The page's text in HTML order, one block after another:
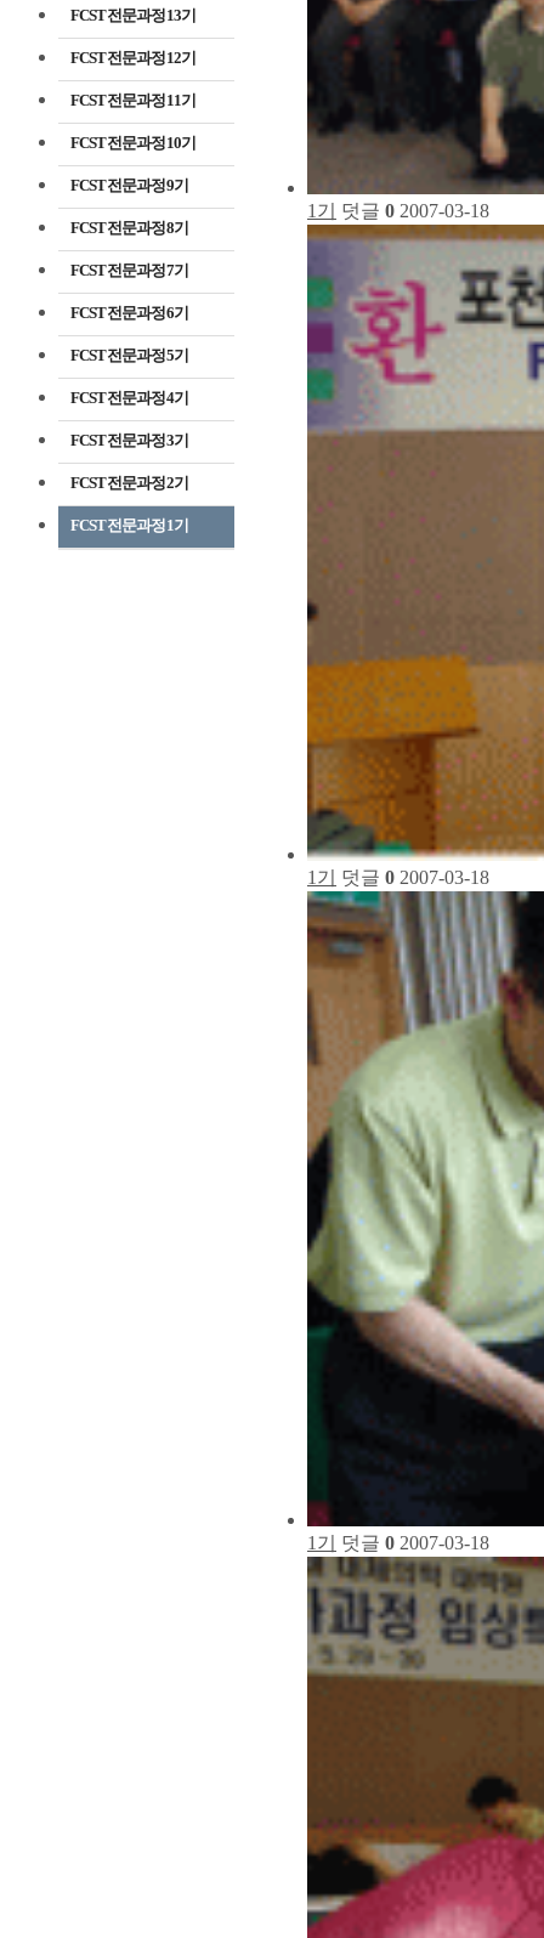
FCST 전문과정 13기
FCST 전문과정 12기
FCST 전문과정 11기
FCST 전문과정 10기
FCST 전문과정 9기
FCST 전문과정 8기
FCST 전문과정 7기
FCST 전문과정 6기
FCST 전문과정 5기
FCST 전문과정 4기
FCST 전문과정 3기
FCST 전문과정 2기
FCST 전문과정 1기
1기 덧글 0 2007-03-18
1기 덧글 0 2007-03-18
1기 덧글 0 2007-03-18